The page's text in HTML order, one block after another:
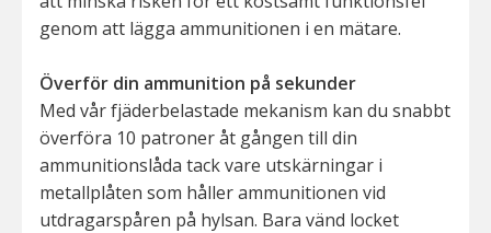
genom att lägga ammunitionen i en mätare.
Överför din ammunition på sekunder
Med vår fjäderbelastade mekanism kan du snabbt
överföra 10 patroner åt gången till din
ammunitionslåda tack vare utskärningar i
metallplåten som håller ammunitionen vid
utdragarspåren på hylsan. Bara vänd locket